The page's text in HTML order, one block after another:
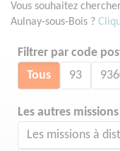
Vous souhaitez
Aulnay-sous-Bois ?
Filtrer par code
Tous 93
Les autres missions
Les missions à